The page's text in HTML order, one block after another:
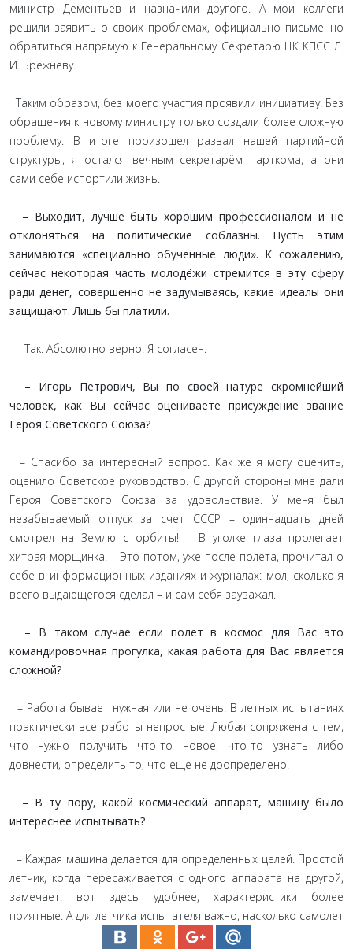
министр Дементьев и назначили другого. А мои коллеги
решили заявить о своих проблемах, официально письменно
обратиться напрямую к Генеральному Секретарю ЦК КПСС Л.
И. Брежневу.
Таким образом, без моего участия проявили инициативу. Без
обращения к новому министру только создали более сложную
проблему. В итоге произошел развал нашей партийной
структуры, я остался вечным секретарём парткома, а они
сами себе испортили жизнь.
– Выходит, лучше быть хорошим профессионалом и не
отклоняться на политические соблазны. Пусть этим
занимаются «специально обученные люди». К сожалению,
сейчас некоторая часть молодёжи стремится в эту сферу
ради денег, совершенно не задумываясь, какие идеалы они
защищают. Лишь бы платили.
– Так. Абсолютно верно. Я согласен.
– Игорь Петрович, Вы по своей натуре скромнейший
человек, как Вы сейчас оцениваете присуждение звание
Героя Советского Союза?
– Спасибо за интересный вопрос. Как же я могу оценить,
оценило Советское руководство. С другой стороны мне дали
Героя Советского Союза за удовольствие. У меня был
незабываемый отпуск за счет СССР – одиннадцать дней
смотрел на Землю с орбиты! – В уголке глаза пролегает
хитрая морщинка. – Это потом, уже после полета, прочитал о
себе в информационных изданиях и журналах: мол, сколько я
всего выдающегося сделал – и сам себя зауважал.
– В таком случае если полет в космос для Вас это
командировочная прогулка, какая работа для Вас является
сложной?
– Работа бывает нужная или не очень. В летных испытаниях
практически все работы непростые. Любая сопряжена с тем,
что нужно получить что-то новое, что-то узнать либо
довнести, определить то, что еще не доопределено.
– В ту пору, какой космический аппарат, машину было
интереснее испытывать?
– Каждая машина делается для определенных целей. Простой
летчик, когда пересаживается с одного аппарата на другой,
замечает: вот здесь удобнее, характеристики более
приятные. А для летчика-испытателя важно, насколько самолет
соответствует тем задачам, для которых сделан. Как можно